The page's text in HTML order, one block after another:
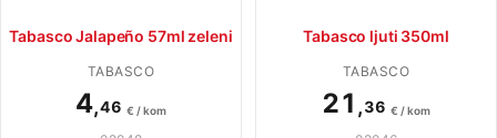
Tabasco Jalapeño 57ml zeleni
TABASCO
4,46 € / kom
Tabasco ljuti 350ml
TABASCO
21 ,36 € / kom